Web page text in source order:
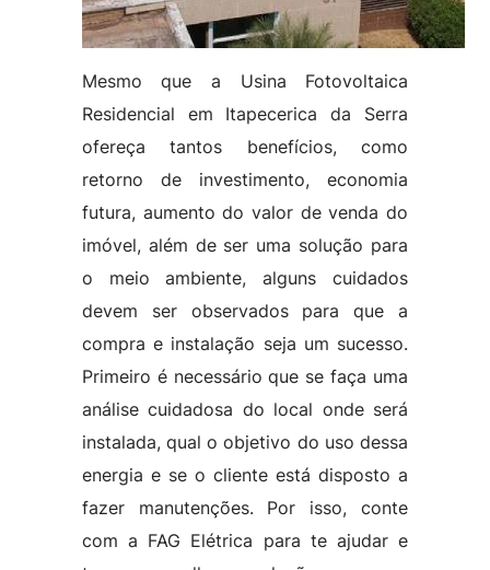
Mesmo que a Usina Fotovoltaica
Residencial em Itapecerica da Serra
ofereça tantos benefícios, como
retorno de investimento, economia
futura, aumento do valor de venda do
imóvel, além de ser uma solução para
o meio ambiente, alguns cuidados
devem ser observados para que a
compra e instalação seja um sucesso.
Primeiro é necessário que se faça uma
análise cuidadosa do local onde será
instalada, qual o objetivo do uso dessa
energia e se o cliente está disposto a
fazer manutenções. Por isso, conte
com a FAG Elétrica para te ajudar e